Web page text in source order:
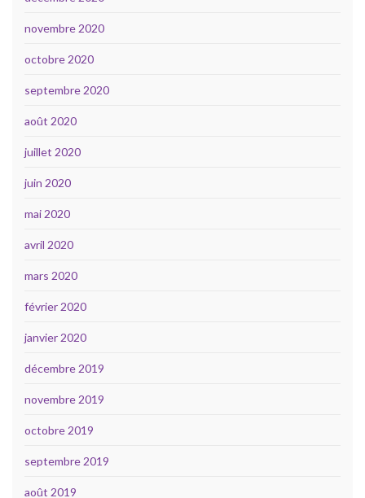
novembre 2020
octobre 2020
septembre 2020
août 2020
juillet 2020
juin 2020
mai 2020
avril 2020
mars 2020
février 2020
janvier 2020
décembre 2019
novembre 2019
octobre 2019
septembre 2019
août 2019